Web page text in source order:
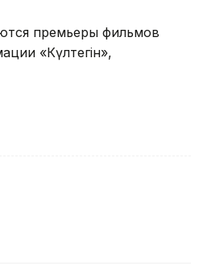
премьеры фильмов
«Күлтегін»,